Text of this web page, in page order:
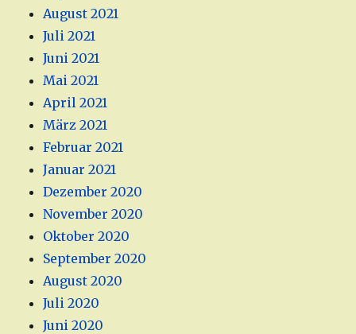
August 2021
Juli 2021
Juni 2021
Mai 2021
April 2021
März 2021
Februar 2021
Januar 2021
Dezember 2020
November 2020
Oktober 2020
September 2020
August 2020
Juli 2020
Juni 2020